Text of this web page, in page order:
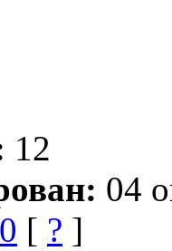
12
04
0 [ ? ]